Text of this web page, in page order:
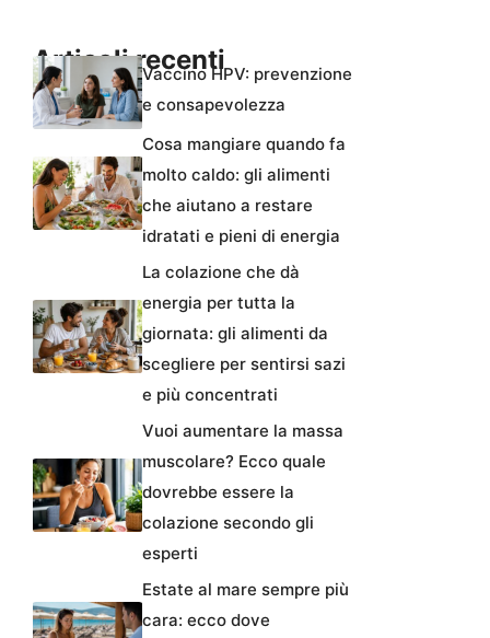
Articoli recentiVaccino HPV: prevenzione
e consapevolezza
Cosa mangiare quando fa
molto caldo: gli alimenti
che aiutano a restare
idratati e pieni di energia
La colazione che dà
energia per tutta la
giornata: gli alimenti da
scegliere per sentirsi sazi
e più concentrati
Vuoi aumentare la massa
muscolare? Ecco quale
dovrebbe essere la
colazione secondo gli
esperti
Estate al mare sempre più
cara: ecco dove